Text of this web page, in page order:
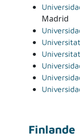
Madrid
Finlande